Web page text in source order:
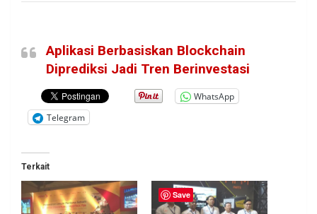
Aplikasi Berbasiskan Blockchain
Diprediksi Jadi Tren Berinvestasi
WhatsApp
Telegram
Terkait
Save